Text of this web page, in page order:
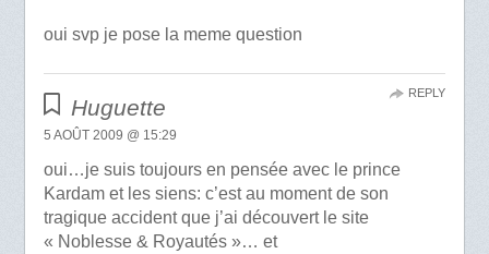
oui svp je pose la meme question
Huguette
5 AOÛT 2009 @ 15:29
oui…je suis toujours en pensée avec le prince
Kardam et les siens: c’est au moment de son
tragique accident que j’ai découvert le site
« Noblesse & Royautés »… et
REPLY